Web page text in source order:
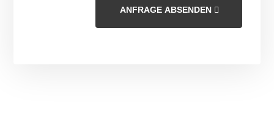
ANFRAGE ABSENDEN